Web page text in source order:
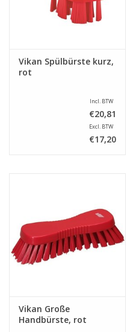
Vikan Spülbürste kurz,
rot
Incl. BTW
€20,81
Excl. BTW
€17,20
Vikan Große
Handbürste, rot